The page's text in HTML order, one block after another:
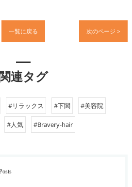
一覧に戻る 次のページ >
関連タグ
#リラックス #下関 #美容院
#人気 #Bravery-hair